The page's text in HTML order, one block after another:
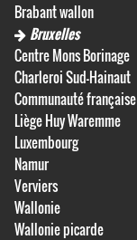
Brabant wallon
Bruxelles
Centre Mons Borinage
Charleroi Sud-Hainaut
Communauté française
Liège Huy Waremme
Luxembourg
Namur
Verviers
Wallonie
Wallonie picarde